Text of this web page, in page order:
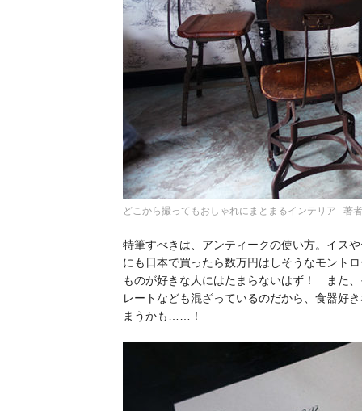
どこから撮ってもおしゃれにまとまるインテリア 著
特筆すべきは、アンティークの使い方。イス
にも日本で買ったら数万円はしそうなモント
ものが好きな人にはたまらないはず！ また
レートなども混ざっているのだから、食器好
まうかも……！